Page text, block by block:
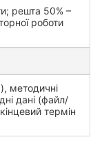
решта 50% –
роботи
методичні
дані (файл/
термін